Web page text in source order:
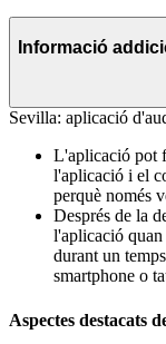
Informació
Sevilla: aplicació
L'aplicació pot
l'aplicació i el
perquè només
Després de la
l'aplicació
durant un
smartphone o
Aspectes destacats